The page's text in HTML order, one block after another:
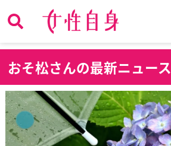
おそ松さんの最新ニュース